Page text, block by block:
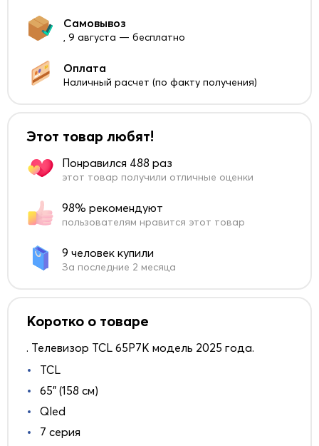
Самовывоз
, 9 августа — бесплатно
Оплата
Наличный расчет (по факту получения)
Этот товар любят!
Понравился 488 раз
этот товар получили отличные оценки
98% рекомендуют
пользователям нравится этот товар
9 человек купили
За последние 2 месяца
Коротко о товаре
. Телевизор TCL 65P7K модель 2025 года.
TCL
65" (158 см)
Qled
7 серия